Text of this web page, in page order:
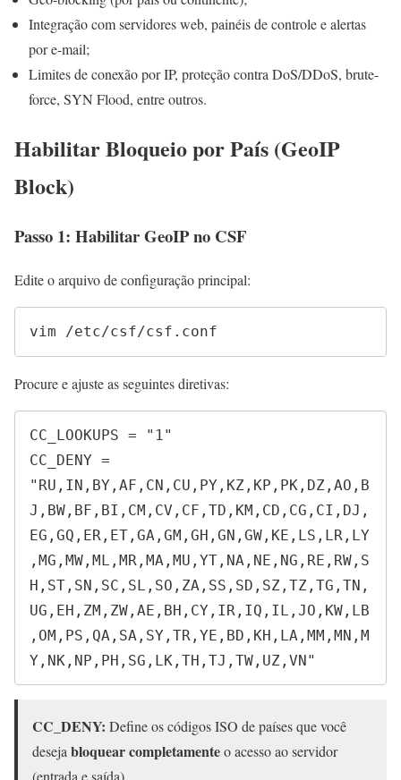
Integração com servidores web, painéis de controle e alertas
por e-mail;
Limites de conexão por IP, proteção contra DoS/DDoS, brute-
force, SYN Flood, entre outros.
Habilitar Bloqueio por País (GeoIP
Block)
Passo 1: Habilitar GeoIP no CSF
Edite o arquivo de configuração principal:
vim /etc/csf/csf.conf
Procure e ajuste as seguintes diretivas:
CC_LOOKUPS = "1"
CC_DENY =
"RU,IN,BY,AF,CN,CU,PY,KZ,KP,PK,DZ,AO,B
J,BW,BF,BI,CM,CV,CF,TD,KM,CD,CG,CI,DJ,
EG,GQ,ER,ET,GA,GM,GH,GN,GW,KE,LS,LR,LY
,MG,MW,ML,MR,MA,MU,YT,NA,NE,NG,RE,RW,S
H,ST,SN,SC,SL,SO,ZA,SS,SD,SZ,TZ,TG,TN,
UG,EH,ZM,ZW,AE,BH,CY,IR,IQ,IL,JO,KW,LB
,OM,PS,QA,SA,SY,TR,YE,BD,KH,LA,MM,MN,M
Y,NK,NP,PH,SG,LK,TH,TJ,TW,UZ,VN"
CC_DENY: Define os códigos ISO de países que você
desejabloquear completamenteo acesso ao servidor